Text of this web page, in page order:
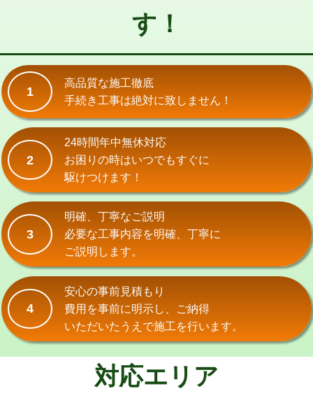
交換・取付(単水栓（壁付・デッキ
式・ワンホール）)
交換・取付(排水栓・排水トラップ
（P/S/ポップアップ））
22,000円+材料費
交換・取付（その他部品）
持込商品取付（単水栓）
持込商品取付（混合水栓） 16,500円
持込商品取付（浄水器・分岐水栓） 16,500円
給水管工事※（ホール加工)
給水管工事※（バンド止め)
給水管工事※（支持金具設置) 5,500円
給水管工事※（保温材使用（バンド止
め込み）)
5,500円
給水管工事※（土の掘削・埋め戻し作
11,000円
す！
1
高品質な施工徹底
手続き工事は絶対に致しません！
2
24時間年中無休対応
お困りの時はいつでもすぐに
駆けつけます！
3
明確、丁寧なご説明
必要な工事内容を明確、丁寧に
ご説明します。
4
安心の事前見積もり
費用を事前に明示し、ご納得
いただいたうえで施工を行います。
対応エリア